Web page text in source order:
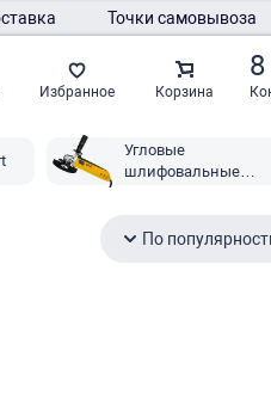
Точки самовывоза
Избранное Корзина
Угловые
шлифовальные
По